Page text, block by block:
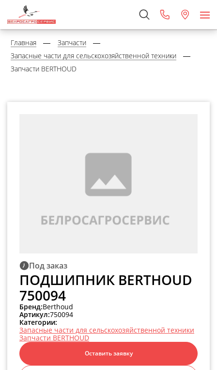
Главная
Запчасти
Запасные части для сельскохозяйственной техники
Запчасти BERTHOUD
Под заказ
ПОДШИПНИК BERTHOUD
750094
Бренд:Berthoud
Артикул:750094
Категории:
Запасные части для сельскохозяйственной техники
Запчасти BERTHOUD
Оставить заявку